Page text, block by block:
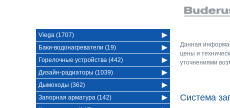
Данная
цены и
уточнениями
Система
Viega (1707)
Баки-водонагреватели (19)
Горелочные устройства (442)
Дизайн-радиаторы (1039)
Дымоходы (362)
Запорная арматура (142)